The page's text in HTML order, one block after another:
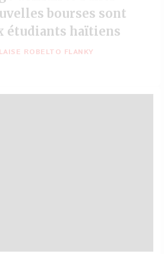
bourses sont
étudiants haïtiens
ROBELTO FLANKY